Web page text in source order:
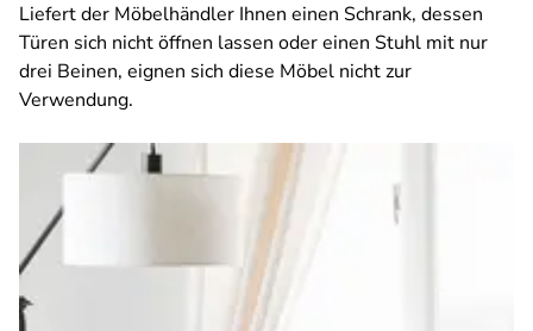
Liefert der Möbelhändler Ihnen einen Schrank, dessen
Türen sich nicht öffnen lassen oder einen Stuhl mit nur
drei Beinen, eignen sich diese Möbel nicht zur
Verwendung.